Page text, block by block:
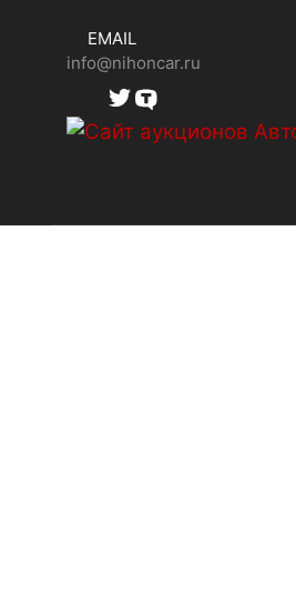
EMAIL
info@nihoncar.ru